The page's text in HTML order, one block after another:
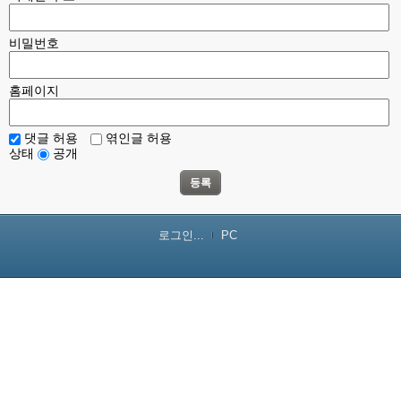
비밀번호
홈페이지
댓글 허용
엮인글 허용
상태
공개
등록
로그인... PC